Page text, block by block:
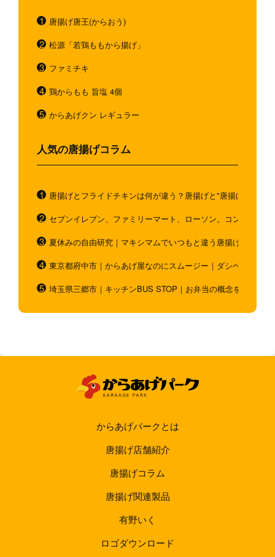
唐揚げ唐王(からおう)
松源「若鶏ももから揚げ」
ファミチキ
鶏からもも 旨塩 4個
からあげクン レギュラー
人気の唐揚げコラム
唐揚げとフライドチキンは何が違う？唐揚げと"唐揚げと似て
セブンイレブン、ファミリーマート、ローソン。コンビニの
夏休みの自由研究｜マキシマムでいつもと違う唐揚げを作ろう
東京都府中市｜からあげ屋なのにスムージー｜ダシベース唐
埼玉県三郷市｜キッチンBUS STOP｜お弁当の概念を超越！
からあげパークとは
唐揚げ店舗紹介
唐揚げコラム
唐揚げ関連製品
有野いく
ロゴダウンロード